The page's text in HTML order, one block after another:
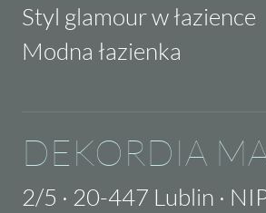
Styl glamour w łazience
Modna łazienka
DEKORDIA
2/5 · 20-447 Lublin ·